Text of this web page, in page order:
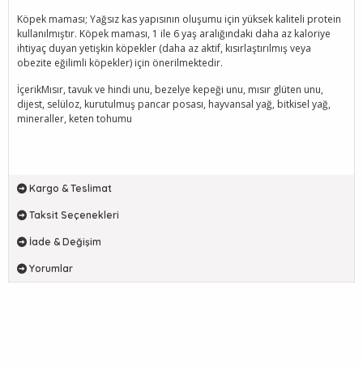
Köpek maması; Yağsız kas yapısının oluşumu için yüksek kaliteli protein
kullanılmıştır. Köpek maması, 1 ile 6 yaş aralığındaki daha az kaloriye
ihtiyaç duyan yetişkin köpekler (daha az aktif, kısırlaştırılmış veya
obezite eğilimli köpekler) için önerilmektedir.
İçerikMısır, tavuk ve hindi unu, bezelye kepeği unu, mısır glüten unu,
dijest, selüloz, kurutulmuş pancar posası, hayvansal yağ, bitkisel yağ,
mineraller, keten tohumu
Kargo & Teslimat
Taksit Seçenekleri
İade & Değişim
Yorumlar